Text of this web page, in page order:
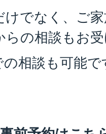
でなく、ご
らの相談もお
相談も可能